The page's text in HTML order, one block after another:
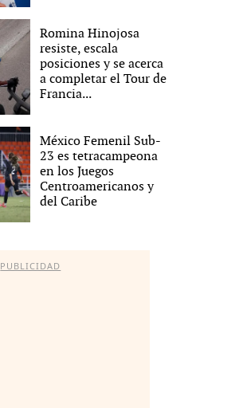
Romina Hinojosa
resiste, escala
posiciones y se acerca
a completar el Tour de
Francia...
México Femenil Sub-
23 es tetracampeona
en los Juegos
Centroamericanos y
del Caribe
PUBLICIDAD